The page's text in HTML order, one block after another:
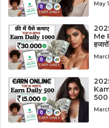
May
Me
500